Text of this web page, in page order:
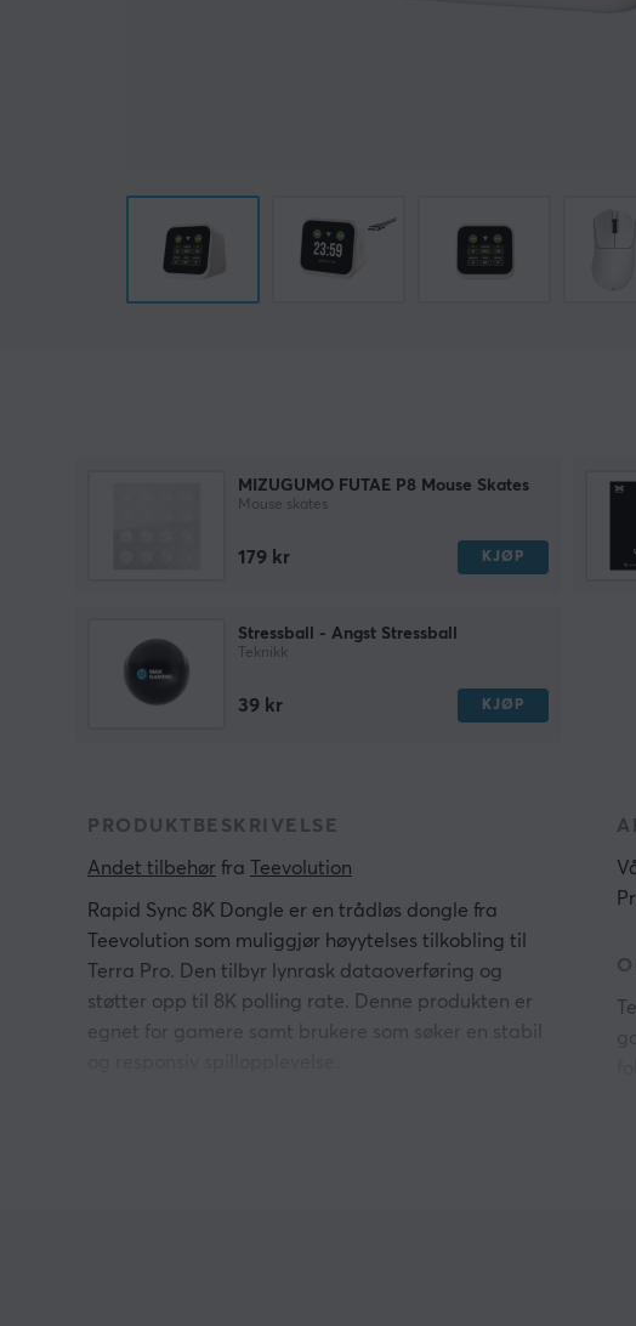
MIZUGUMO FUTAE P8 Mouse Skates
Mouse skates
179 kr KJØP
Stressball - Angst Stressball
Teknikk
39 kr KJØP
PRODUKTBESKRIVELSE
Andet tilbehør fra Teevolution
Rapid Sync 8K Dongle er en trådløs dongle fra
Teevolution som muliggjør høyytelses tilkobling til
Terra Pro. Den tilbyr lynrask dataoverføring og
støtter opp til 8K polling rate. Denne produkten er
egnet for gamere samt brukere som søker en stabil